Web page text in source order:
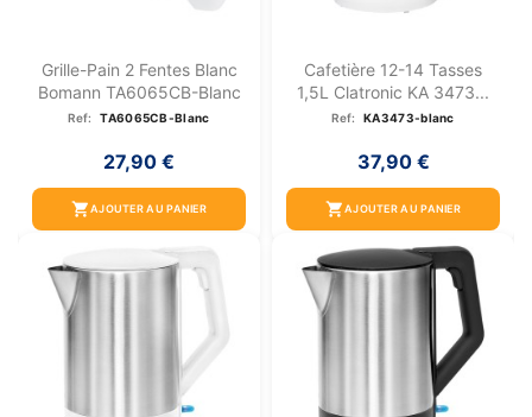
Grille-Pain 2 Fentes Blanc
Bomann TA6065CB-Blanc
Ref: TA6065CB-Blanc
27,90 €
shopping_cartAJOUTER AU PANIER
Cafetière 12-14 Tasses
1,5L Clatronic KA 3473...
Ref: KA3473-blanc
37,90 €
shopping_cartAJOUTER AU PANIER